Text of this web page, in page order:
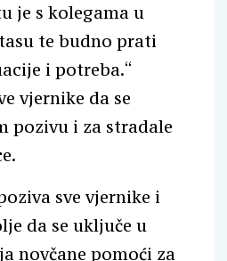
je s kolegama u
te budno prati
i potreba.“
vjernike da se
pozivu i za stradale
sve vjernike i
da se uključe u
novčane pomoći za